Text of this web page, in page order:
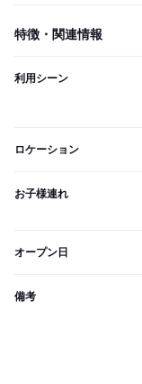
特徴・関連情報
利用シーン
ロケーション
お子様連れ
オープン日
備考